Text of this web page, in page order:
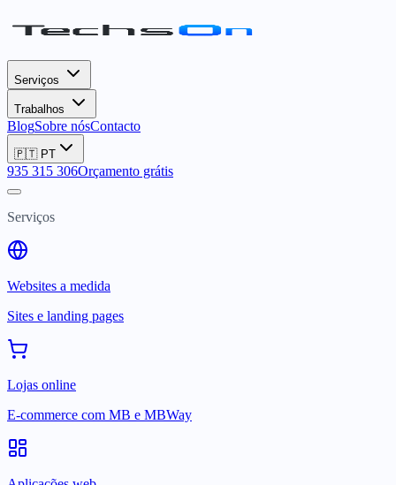
Serviços
Trabalhos
BlogSobre nósContacto
🇵🇹 PT
935 315 306Orçamento grátis
Serviços
Websites a medida
Sites e landing pages
Lojas online
E-commerce com MB e MBWay